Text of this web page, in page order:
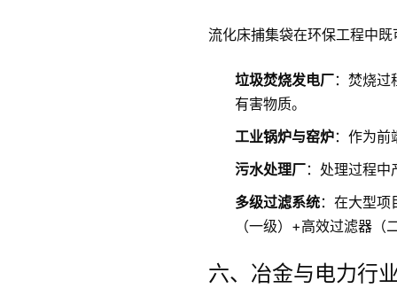
流化床捕集袋在环保工程中
垃圾焚烧发电厂：焚烧
有害物质。
工业锅炉与窑炉：作为
污水处理厂：处理过程
多级过滤系统：在大型
（一级）+高效过滤器
六、冶金与电力行